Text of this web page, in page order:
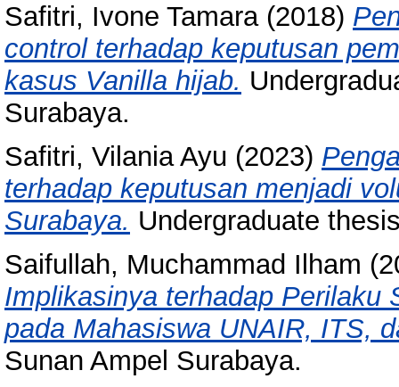
Safitri, Ivone Tamara(2018)
control terhadap keputusan
kasus Vanilla hijab.
Surabaya.
Safitri, Vilania Ayu (2023)
terhadap keputusan menjadi
Surabaya. Undergraduate
Saifullah, Muchammad Ilham
Implikasinya terhadap Perilaku
pada Mahasiswa UNAIR, ITS,
Sunan Ampel Surabaya.